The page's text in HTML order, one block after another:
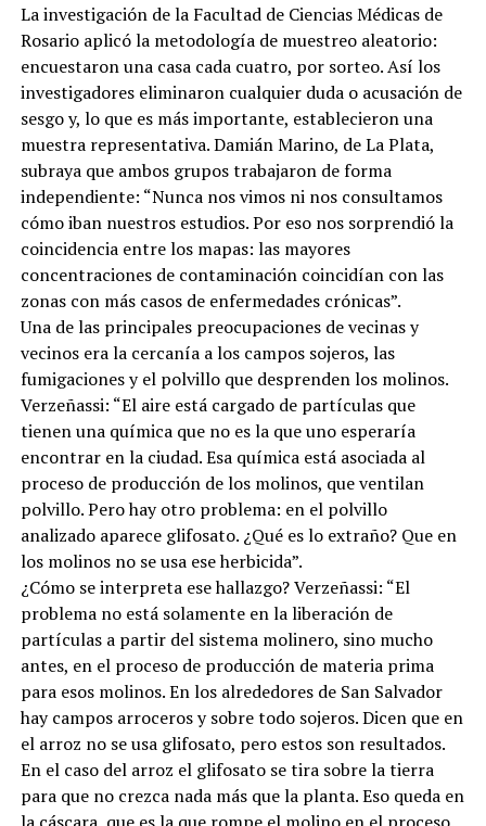
La investigación de la Facultad de Ciencias Médicas de
Rosario aplicó la metodología de muestreo aleatorio:
encuestaron una casa cada cuatro, por sorteo. Así los
investigadores eliminaron cualquier duda o acusación de
sesgo y, lo que es más importante, establecieron una
muestra representativa. Damián Marino, de La Plata,
subraya que ambos grupos trabajaron de forma
independiente: “Nunca nos vimos ni nos consultamos
cómo iban nuestros estudios. Por eso nos sorprendió la
coincidencia entre los mapas: las mayores
concentraciones de contaminación coincidían con las
zonas con más casos de enfermedades crónicas”.
Una de las principales preocupaciones de vecinas y
vecinos era la cercanía a los campos sojeros, las
fumigaciones y el polvillo que desprenden los molinos.
Verzeñassi: “El aire está cargado de partículas que
tienen una química que no es la que uno esperaría
encontrar en la ciudad. Esa química está asociada al
proceso de producción de los molinos, que ventilan
polvillo. Pero hay otro problema: en el polvillo
analizado aparece glifosato. ¿Qué es lo extraño? Que en
los molinos no se usa ese herbicida”.
¿Cómo se interpreta ese hallazgo? Verzeñassi: “El
problema no está solamente en la liberación de
partículas a partir del sistema molinero, sino mucho
antes, en el proceso de producción de materia prima
para esos molinos. En los alrededores de San Salvador
hay campos arroceros y sobre todo sojeros. Dicen que en
el arroz no se usa glifosato, pero estos son resultados.
En el caso del arroz el glifosato se tira sobre la tierra
para que no crezca nada más que la planta. Eso queda en